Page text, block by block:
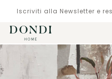
Iscriviti alla Newsletter e